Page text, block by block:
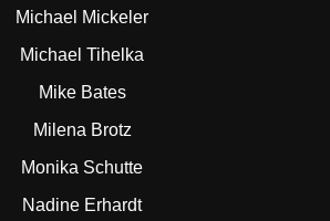
Michael Mickeler
Michael Tihelka
Mike Bates
Milena Brotz
Monika Schutte
Nadine Erhardt